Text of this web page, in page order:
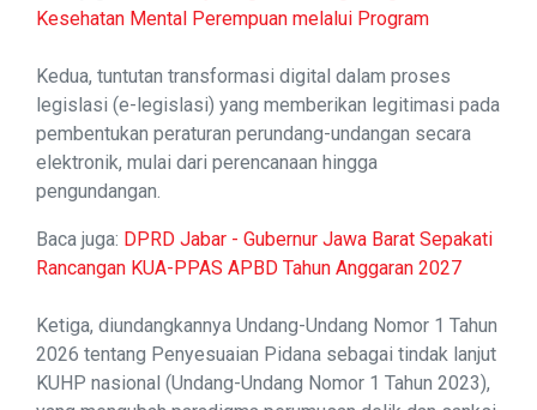
Kesehatan Mental Perempuan melalui Program
Kedua, tuntutan transformasi digital dalam proses
legislasi (e-legislasi) yang memberikan legitimasi pada
pembentukan peraturan perundang-undangan secara
elektronik, mulai dari perencanaan hingga
pengundangan.
Baca juga: DPRD Jabar - Gubernur Jawa Barat Sepakati
Rancangan KUA-PPAS APBD Tahun Anggaran 2027
Ketiga, diundangkannya Undang-Undang Nomor 1 Tahun
2026 tentang Penyesuaian Pidana sebagai tindak lanjut
KUHP nasional (Undang-Undang Nomor 1 Tahun 2023),